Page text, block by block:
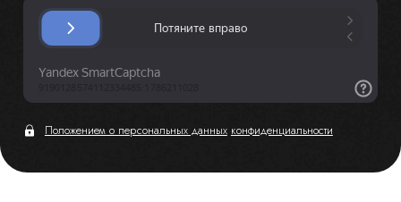
Положением о персональных данных конфиденциальности